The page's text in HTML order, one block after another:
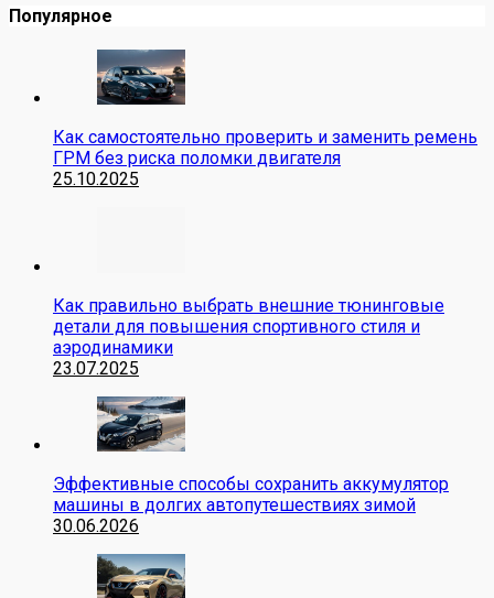
Популярное
Как самостоятельно проверить и заменить ремень
ГРМ без риска поломки двигателя
25.10.2025
Как правильно выбрать внешние тюнинговые
детали для повышения спортивного стиля и
аэродинамики
23.07.2025
Эффективные способы сохранить аккумулятор
машины в долгих автопутешествиях зимой
30.06.2026